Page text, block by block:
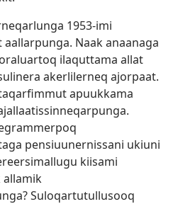
1953-imi
Naak anaanaga
ilaquttama allat
akerlilerneq ajorpaat.
apuukkama
pensiuunernissani ukiuni
kiisami
allamik
Suloqartutullusooq